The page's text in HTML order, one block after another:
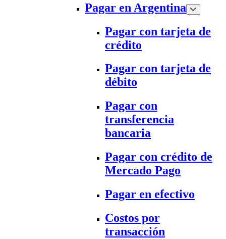
Pagar en Argentina
Pagar con tarjeta de
crédito
Pagar con tarjeta de
débito
Pagar con
transferencia
bancaria
Pagar con crédito de
Mercado Pago
Pagar en efectivo
Costos por
transacción